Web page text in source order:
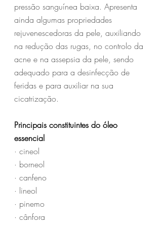
pressão sanguínea baixa. Apresenta
ainda algumas propriedades
rejuvenescedoras da pele, auxiliando
na redução das rugas, no controlo da
acne e na assepsia da pele, sendo
adequado para a desinfecção de
feridas e para auxiliar na sua
cicatrização.
Principais constituintes do óleo
essencial
· cineol
· borneol
· canfeno
· lineol
· pinemo
· cânfora